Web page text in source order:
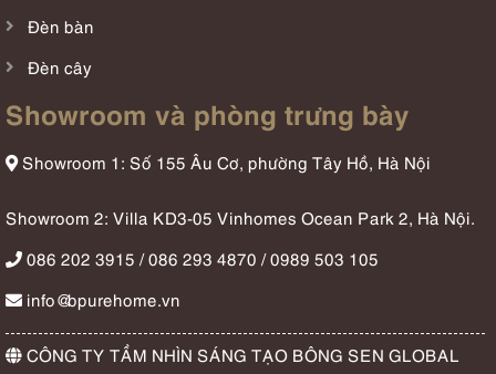
Đèn bàn
Đèn cây
Showroom và phòng trưng bày
Showroom 1: Số 155 Âu Cơ, phường Tây Hồ, Hà Nội
Showroom 2: Villa KD3-05 Vinhomes Ocean Park 2, Hà Nội.
086 202 3915 / 086 293 4870 / 0989 503 105
info@bpurehome.vn
CÔNG TY TẦM NHÌN SÁNG TẠO BÔNG SEN GLOBAL